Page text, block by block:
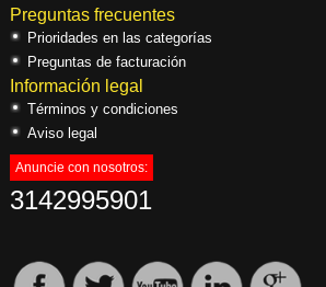
Preguntas frecuentes
Prioridades en las categorías
Preguntas de facturación
Información legal
Términos y condiciones
Aviso legal
Anuncie con nosotros:
3142995901